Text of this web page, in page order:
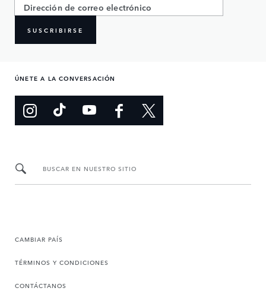
SUSCRIBIRSE
ÚNETE A LA CONVERSACIÓN
BUSCAR EN NUESTRO SITIO
CAMBIAR PAÍS
TÉRMINOS Y CONDICIONES
CONTÁCTANOS